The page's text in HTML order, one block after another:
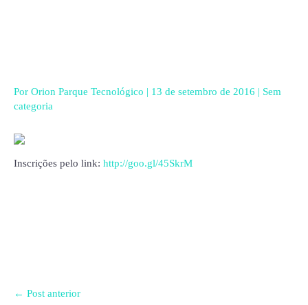
Por Orion Parque Tecnológico | 13 de setembro de 2016 | Sem
categoria
Inscrições pelo link: http://goo.gl/45SkrM
← Post anterior